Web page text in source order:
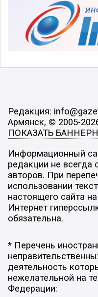
Редакция:
Армянск, © 2005-
ПОКАЗАТЬ
Информационный
редакции не всегда
авторов. При
использовании
настоящего сайта
Интернет
обязательна.
* Перечень
деятельность
нежелательной на
Федерации: